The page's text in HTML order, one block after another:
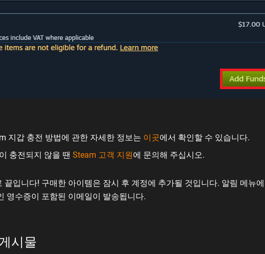
지갑 충전 방법에 관한 자세한 정보는 이곳에서 확인할 수 있습니다.
충전되지 않을 땐Steam 고객 지원에 문의해 주십시오.
끝입니다! 구매한 아이템은 잠시 후 계정에 추가될 것입니다. 알림 메뉴
영수증이 포함된 이메일이 발송됩니다.
시물